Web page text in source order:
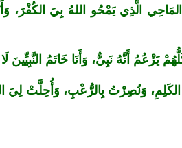
المَاحِي الَّذِي يَمْحُو اللهُ بِيَ
يَزْعُمُ أَنَّهُ نَبِيٌّ، وَأَنَا خَاتَمُ النَّبِيِّينَ
وَنُصِرْتُ بِالرُّعْبِ، وَأُحِلَّتْ لِيَ